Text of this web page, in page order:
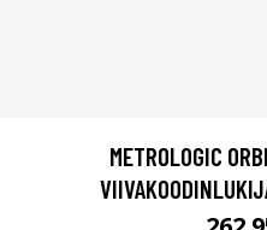
METROLOGIC